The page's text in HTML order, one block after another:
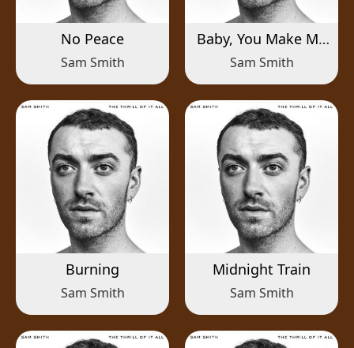
No Peace
Sam Smith
Baby, You Make Me
Crazy
Sam Smith
Burning
Sam Smith
Midnight Train
Sam Smith